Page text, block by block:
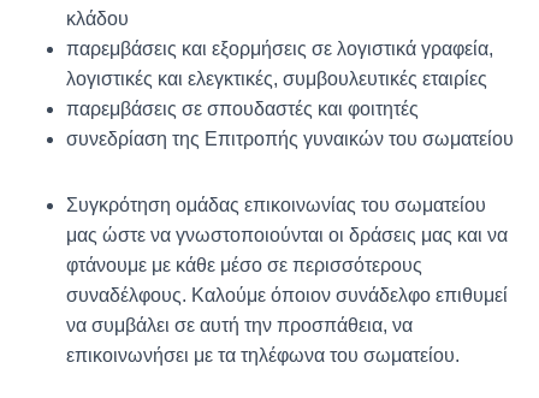
κλάδου
παρεμβάσεις και εξορμήσεις σε λογιστικά γραφεία,
λογιστικές και ελεγκτικές, συμβουλευτικές εταιρίες
παρεμβάσεις σε σπουδαστές και φοιτητές
συνεδρίαση της Επιτροπής γυναικών του σωματείου
Συγκρότηση ομάδας επικοινωνίας του σωματείου
μας ώστε να γνωστοποιούνται οι δράσεις μας και να
φτάνουμε με κάθε μέσο σε περισσότερους
συναδέλφους. Καλούμε όποιον συνάδελφο επιθυμεί
να συμβάλει σε αυτή την προσπάθεια, να
επικοινωνήσει με τα τηλέφωνα του σωματείου.